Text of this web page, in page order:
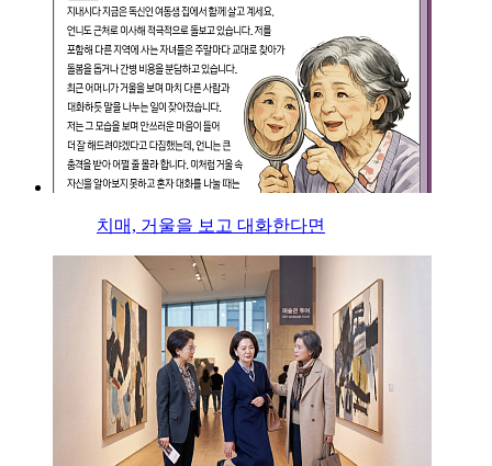
치매, 거울을 보고 대화한다면